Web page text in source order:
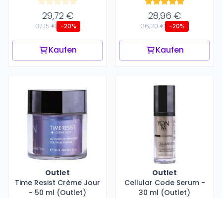
29,72 €
37,15 € -20%
Kaufen
28,96 €
36,20 € -20%
Kaufen
Outlet
Time Resist Crème Jour
- 50 ml (Outlet)
Outlet
Cellular Code Serum -
30 ml (Outlet)